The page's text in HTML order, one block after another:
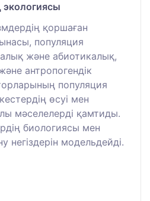
қоршаған
популяция
және абиотикалық,
антропогендік
популяция
өсуі мен
мәселелерді қамтиды.
биологиясы мен
негіздерін модельдейді.